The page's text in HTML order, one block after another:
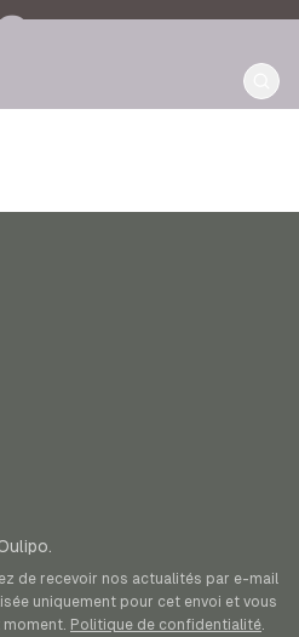
de recevoir nos actualités par e-mail
uniquement pour cet envoi et vous
Politique de confidentialité.